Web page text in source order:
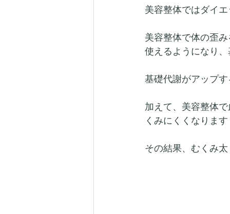
美容整体ではダイ
美容整体で体の歪
使えるようになり
基礎代謝がアップ
加えて、美容整体
くみにくくなります
その結果、むくみ